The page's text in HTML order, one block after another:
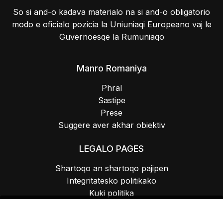
So si and-o kadava materialo na si and-o obligatorio
modo e oficialo pozicia la Uniuniaqi Europeano vaj le
Guvernoesqe la Rumuniaqo
Manro Romaniya
Phral
Sastipe
Prese
Suggere aver akhar obiektiv
LEGALO PAGES
Shartoqo an shartoqo pajipen
Integritatesko politikako
Kuki politika